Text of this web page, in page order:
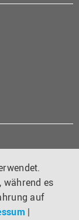
während es
auf
|